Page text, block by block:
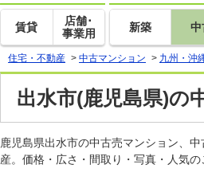
賃貸
店舗･
事業用
新築 中
住宅・不動産 > 中古マンション > 九州・沖
出水市(鹿児島県)の
鹿児島県出水市の中古売マンション、
産。価格・広さ・間取り・写真・人気